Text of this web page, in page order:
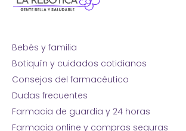
Bebés y familia
Botiquín y cuidados cotidianos
Consejos del farmacéutico
Dudas frecuentes
Farmacia de guardia y 24 horas
Farmacia online y compras seguras